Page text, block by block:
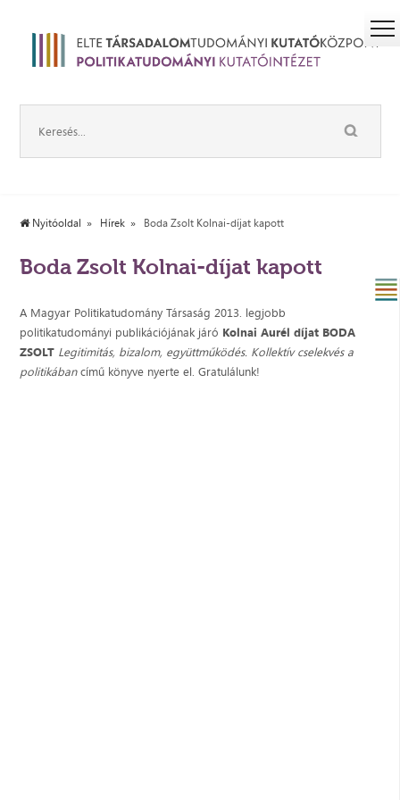
Nyitóoldal Hírek Boda Zsolt Kolnai-díjat kapott
Boda Zsolt Kolnai-díjat kapott
A Magyar Politikatudomány Társaság 2013. legjobb
politikatudományi publikációjának járó Kolnai Aurél díjat BODA
ZSOLT Legitimitás, bizalom, együttműködés. Kollektív cselekvés a
politikábancímű könyve nyerte el. Gratulálunk!